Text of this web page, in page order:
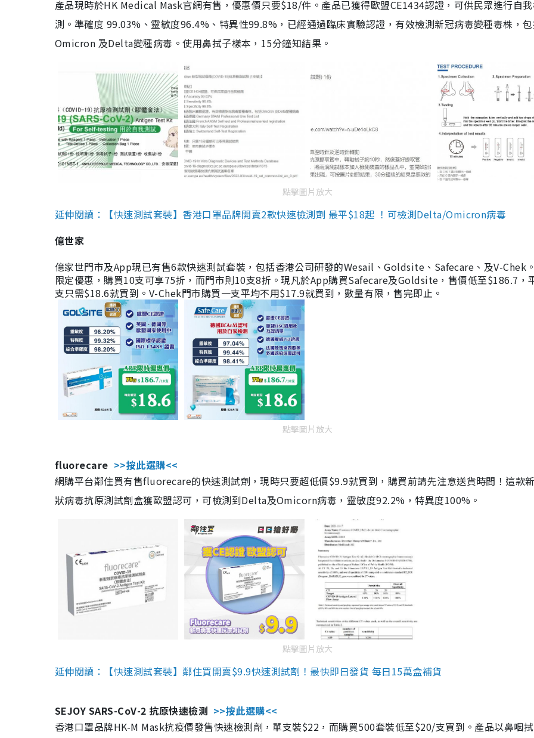
產品現時於HK Medical Mask官網有售，優惠價只要$18/件。產品已獲得歐盟CE1434認證，可供民眾進行自
測。準確度 99.03%、靈敏度96.4%、特異性99.8%，已經通過臨床實驗認證，有效檢測新冠病毒變種毒株，
Omicron 及Delta變種病毒。使用鼻拭子樣本，15分鐘知結果。
點擊圖片放大
延伸閱讀：【快速測試套裝】香港口罩品牌開賣2款快速檢測劑 最平$18起 ！可檢測Delta/Omicron病毒
億世家
億家世門市及App現已有售6款快速測試套裝，包括香港公司研發的Wesail、Goldsite、Safecare、及V-Chek
限定優惠，購買10支可享75折，而門市則10支8折。現凡於App購買Safecare及Goldsite，售價低至$186.7，
支只需$18.6就買到。V-Chek門市購買一支平均不用$17.9就買到，數量有限，售完即止。
點擊圖片放大
fluorecare >>按此選購<<
網購平台鄰住買有售fluorecare的快速測試劑，現時只要超低價$9.9就買到，購買前請先注意送貨時間！這款
狀病毒抗原測試劑盒獲歐盟認可，可檢測到Delta及Omicorn病毒，靈敏度92.2%，特異度100%。
點擊圖片放大
延伸閱讀：【快速測試套裝】鄰住買開賣$9.9快速測試劑！最快即日發貨 每日15萬盒補貨
SEJOY SARS-CoV-2 抗原快速檢測 >>按此選購<<
香港口罩品牌HK-M Mask抗疫價發售快速檢測劑，單支裝$22，而購買500套裝低至$20/支買到。產品以鼻咽